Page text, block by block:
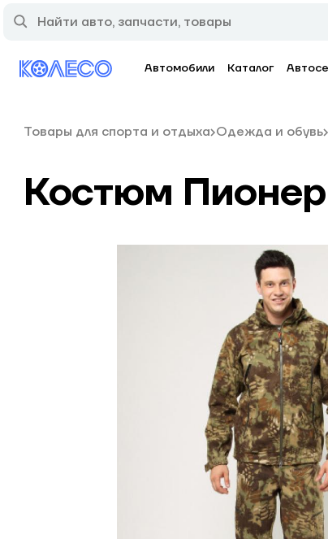
Автомобили Каталог
Товары для спорта и отдыха Одежда и обувь
Костюм